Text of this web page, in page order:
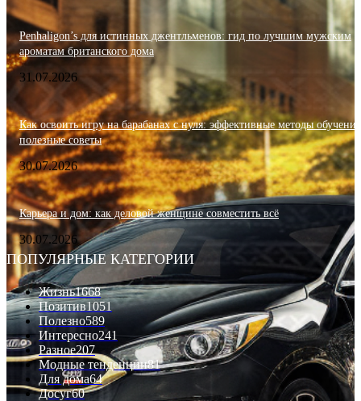
Penhaligon’s для истинных джентльменов: гид по лучшим мужским
ароматам британского дома
31.07.2026
Как освоить игру на барабанах с нуля: эффективные методы
полезные советы
30.07.2026
Карьера и дом: как деловой женщине совместить всё
30.07.2026
ПОПУЛЯРНЫЕ КАТЕГОРИИ
Жизнь1668
Позитив1051
Полезно589
Интересно241
Разное207
Модные тенденции81
Для дома64
Досуг60